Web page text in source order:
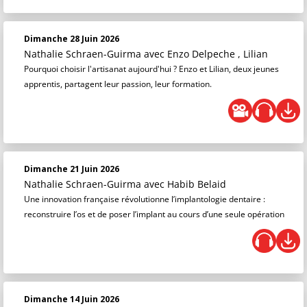
Dimanche 28 Juin 2026
Nathalie Schraen-Guirma avec Enzo Delpeche , Lilian
Pourquoi choisir l'artisanat aujourd'hui ? Enzo et Lilian, deux jeunes
apprentis, partagent leur passion, leur formation.
Dimanche 21 Juin 2026
Nathalie Schraen-Guirma avec Habib Belaid
Une innovation française révolutionne l’implantologie dentaire :
reconstruire l’os et de poser l’implant au cours d’une seule opération
Dimanche 14 Juin 2026